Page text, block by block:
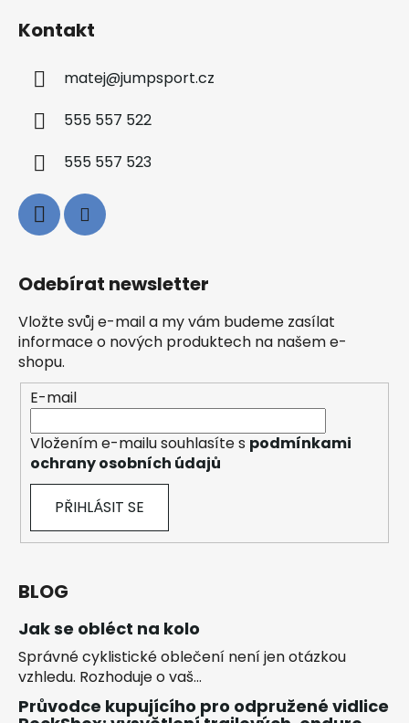
Kontakt
matej@jumpsport.cz
555 557 522
555 557 523
Odebírat newsletter
Vložte svůj e-mail a my vám budeme zasílat
informace o nových produktech na našem e-
shopu.
E-mail
Vložením e-mailu souhlasíte s podmínkami
ochrany osobních údajů
PŘIHLÁSIT SE
BLOG
Jak se obléct na kolo
Správné cyklistické oblečení není jen otázkou
vzhledu. Rozhoduje o vaš...
Průvodce kupujícího pro odpružené vidlice